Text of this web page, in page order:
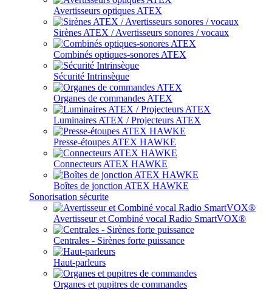
Avertisseurs optiques ATEX
Sirènes ATEX / Avertisseurs sonores / vocaux
Combinés optiques-sonores ATEX
Sécurité Intrinsèque
Organes de commandes ATEX
Luminaires ATEX / Projecteurs ATEX
Presse-étoupes ATEX HAWKE
Connecteurs ATEX HAWKE
Boîtes de jonction ATEX HAWKE
Sonorisation sécurite
Avertisseur et Combiné vocal Radio SmartVOX®
Centrales - Sirènes forte puissance
Haut-parleurs
Organes et pupitres de commandes